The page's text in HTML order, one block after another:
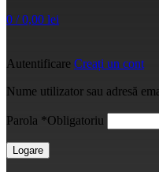
0 / 0,00 lei
Autentificare Creați un cont
Nume utilizator sau adresă
Parola *Obligatoriu
Logare